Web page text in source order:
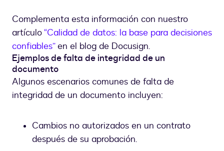
Complementa esta información con nuestro
artículo“Calidad de datos: la base para decisiones
confiables”en el blog de Docusign.
Ejemplos de falta de integridad de un
documento
Algunos escenarios comunes de falta de
integridad de un documento incluyen:
Cambios no autorizados en un contrato
después de su aprobación.